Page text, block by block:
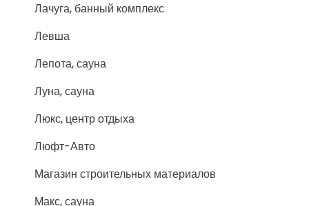
Лачуга, банный комплекс
Левша
Лепота, сауна
Луна, сауна
Люкс, центр отдыха
Люфт-Авто
Магазин строительных материалов
Макс, сауна